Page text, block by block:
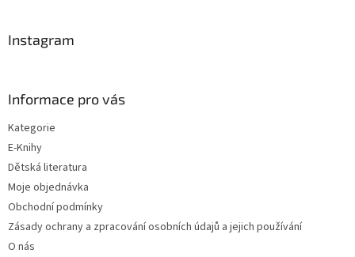
Instagram
Informace pro vás
Kategorie
E-Knihy
Dětská literatura
Moje objednávka
Obchodní podmínky
Zásady ochrany a zpracování osobních údajů a jejich používání
O nás